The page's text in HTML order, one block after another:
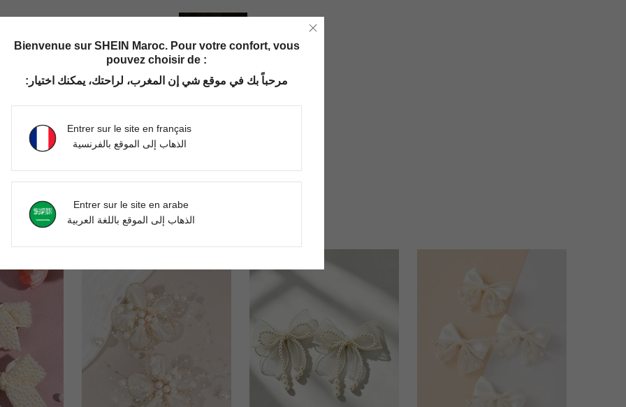
Bienvenue sur SHEIN Maroc. Pour votre confort, vous
pouvez choisir de :
مرحباً بك في موقع شي إن المغرب، لراحتك، يمكنك اختيار:
Entrer sur le site en français
الذهاب إلى الموقع بالفرنسية
Entrer sur le site en arabe
الذهاب إلى الموقع باللغة العربية